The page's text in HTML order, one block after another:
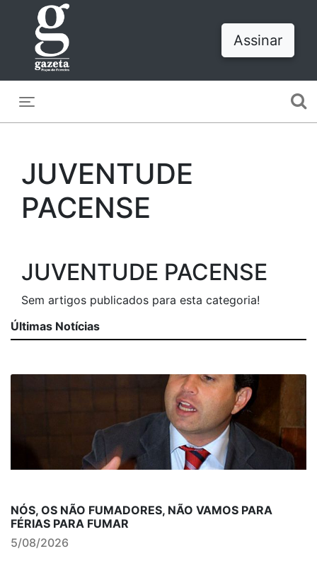
Assinar
JUVENTUDE
PACENSE
JUVENTUDE PACENSE
Sem artigos publicados para esta categoria!
Últimas Notícias
NÓS, OS NÃO FUMADORES, NÃO VAMOS PARA
FÉRIAS PARA FUMAR
5/08/2026